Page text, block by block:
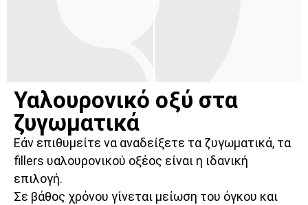
Υαλουρονικό οξύ στα
ζυγωματικά
Εάν επιθυμείτε να αναδείξετε τα ζυγωματικά, τα
fillers υαλουρονικού οξέος είναι η ιδανική
επιλογή.
Σε βάθος χρόνου γίνεται μείωση του όγκου και